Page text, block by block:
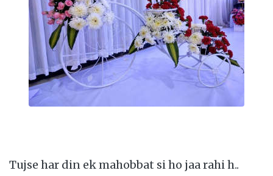
Tujse har din ek mahobbat si ho jaa rahi h..